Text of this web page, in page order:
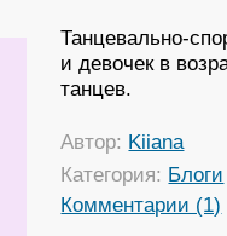
Танцевально-
и девочек в
танцев.
Автор: Kiiana
Категория: Блоги
Комментарии (1)